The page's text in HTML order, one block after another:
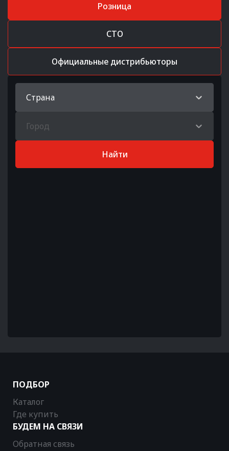
Розница
СТО
Официальные дистрибьюторы
Страна
Город
Найти
ПОДБОР
Каталог
Где купить
БУДЕМ НА СВЯЗИ
Обратная связь